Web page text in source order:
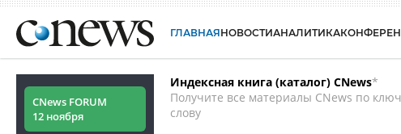
ГЛАВНАЯНОВОСТИАНАЛИТИКА
CNews FORUM
12 ноября
Индексная книга (каталог) CNews*
Получите все материалы CNews по
слову